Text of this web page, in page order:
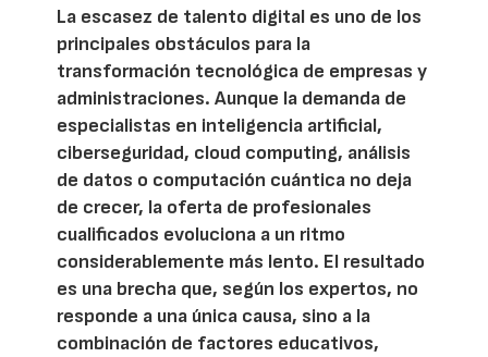
La escasez de talento digital es uno de los
principales obstáculos para la
transformación tecnológica de empresas y
administraciones. Aunque la demanda de
especialistas en inteligencia artificial,
ciberseguridad, cloud computing, análisis
de datos o computación cuántica no deja
de crecer, la oferta de profesionales
cualificados evoluciona a un ritmo
considerablemente más lento. El resultado
es una brecha que, según los expertos, no
responde a una única causa, sino a la
combinación de factores educativos,